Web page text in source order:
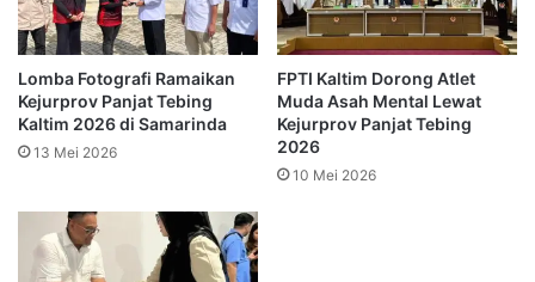
Timur,” katanya.
Ia menyebut panjat tebing bukan sekadar olahraga
prestasi, tetapi juga wadah pembinaan karakter dan disiplin
bagi generasi muda. Karena itu, penguatan struktur
organisasi dan pembinaan jangka panjang menjadi fokus
utama kepemimpinannya.
Visi dan Misi untuk Kemajuan FPTI Kaltim
Lomba Fotografi Ramaikan
Kejurprov Panjat Tebing
Kaltim 2026 di Samarinda
13 Mei 2026
FPTI Kaltim Dorong Atlet
Muda Asah Mental Lewat
Kejurprov Panjat Tebing
2026
10 Mei 2026